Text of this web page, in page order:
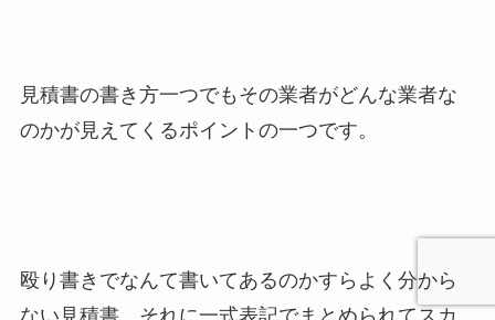
見積書の書き方一つでもその業者がどんな業者な
のかが見えてくるポイントの一つです。
殴り書きでなんて書いてあるのかすらよく分から
ない見積書、それに一式表記でまとめられてスカ